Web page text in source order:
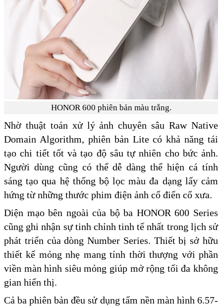
HONOR 600 phiên bản màu trắng.
Nhờ thuật toán xử lý ảnh chuyên sâu Raw Native
Domain Algorithm, phiên bản Lite có khả năng tái
tạo chi tiết tốt và tạo độ sâu tự nhiên cho bức ảnh.
Người dùng cũng có thể dễ dàng thể hiện cá tính
sáng tạo qua hệ thống bộ lọc màu đa dạng lấy cảm
hứng từ những thước phim điện ảnh cổ điển cổ xưa.
Diện mạo bên ngoài của bộ ba HONOR 600 Series
cũng ghi nhận sự tinh chỉnh tinh tế nhất trong lịch sử
phát triển của dòng Number Series. Thiết bị sở hữu
thiết kế mỏng nhẹ mang tính thời thượng với phần
viền màn hình siêu mỏng giúp mở rộng tối đa không
gian hiển thị.
Cả ba phiên bản đều sử dụng tấm nền màn hình 6.57-